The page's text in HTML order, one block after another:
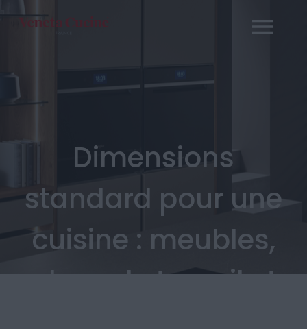
Passer
Dimensions
standard pour une
cuisine : meubles,
plans de travail et